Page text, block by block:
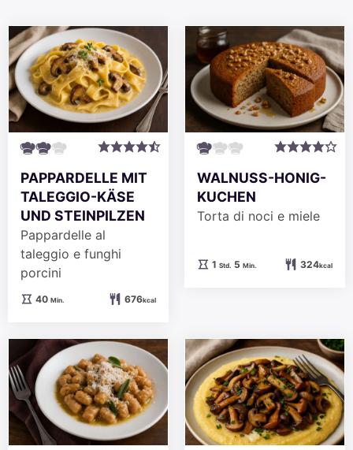
PAPPARDELLE MIT
TALEGGIO-KÄSE
UND STEINPILZEN
Pappardelle al
taleggio e funghi
porcini
40Minuten
Min. 676kcal
WALNUSS-HONIG-
KUCHEN
Torta di noci e miele
1Stunde
Std. 5Minuten
Min. 324kcal